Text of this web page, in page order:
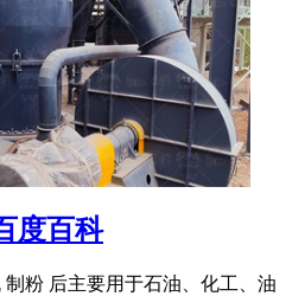
度百科
粉 后主要用于石油、化工、油